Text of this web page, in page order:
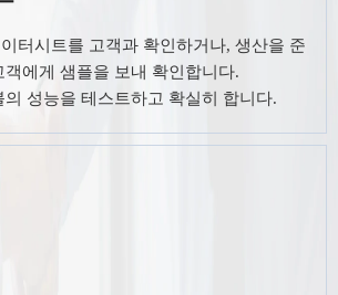
터시트를 고객과 확인하거나, 생산을 준
객에게 샘플을 보내 확인합니다.
의 성능을 테스트하고 확실히 합니다.